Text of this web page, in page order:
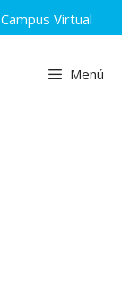
Campus Virtual
Menú